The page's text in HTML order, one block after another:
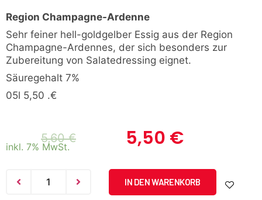
Region Champagne-Ardenne
Sehr feiner hell-goldgelber Essig aus der Region
Champagne-Ardennes, der sich besonders zur
Zubereitung von Salatedressing eignet.
Säuregehalt 7%
05l 5,50 .€
5,60€ 5,50 €
inkl. 7% MwSt.
IN DEN WARENKORB